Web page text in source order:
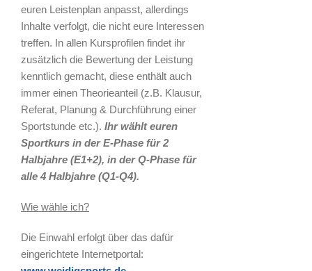
euren Leistenplan anpasst, allerdings
Inhalte verfolgt, die nicht eure Interessen
treffen. In allen Kursprofilen findet ihr
zusätzlich die Bewertung der Leistung
kenntlich gemacht, diese enthält auch
immer einen Theorieanteil (z.B. Klausur,
Referat, Planung & Durchführung einer
Sportstunde etc.). Ihr wählt euren
Sportkurs in der E-Phase für 2
Halbjahre (E1+2), in der Q-Phase für
alle 4 Halbjahre (Q1-Q4).
Wie wähle ich?
Die Einwahl erfolgt über das dafür
eingerichtete Internetportal: